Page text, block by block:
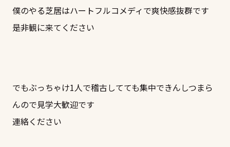
僕のやる芝居はハートフルコメディで爽快感抜群です
是非観に来てください
でもぶっちゃけ1人で稽古してても集中できんしつまら
んので見学大歓迎です
連絡ください